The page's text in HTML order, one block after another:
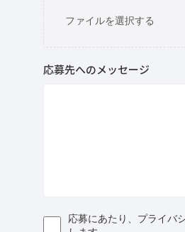
ファイルを選択する
応募先へのメッセージ
応募にあたり、プライバ